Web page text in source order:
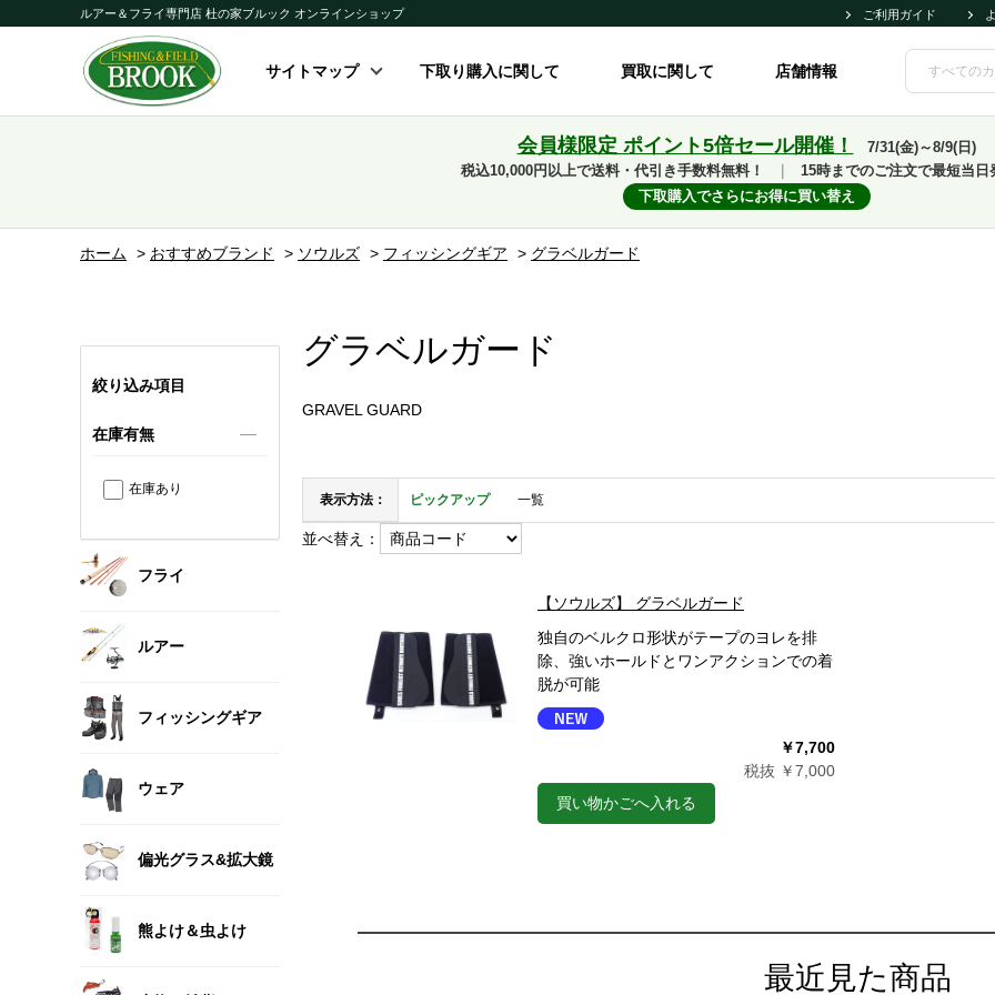
ルアー＆フライ専門店 杜の家ブルック オンラインショップ ご利用ガイド
サイトマップ 下取り購入に関して 買取に関して 店舗情報
会員様限定 ポイント5倍セール開催！
7/31(金)～8/9(日)
税込10,000円以上で送料・代引き手数料無料！
15時までのご注文で最短当日
下取購入でさらにお得に買い替え
ホーム > おすすめブランド > ソウルズ > フィッシングギア > グラベルガード
絞り込み項目
在庫有無
在庫あり
フライ
ルアー
フィッシングギア
ウェア
偏光グラス&拡大鏡
熊よけ＆虫よけ
グラベルガード
GRAVEL GUARD
表示方法： ピックアップ 一覧
並べ替え：
【ソウルズ】 グラベルガード
独自のベルクロ形状がテープのヨレを排
除、強いホールドとワンアクションでの着
脱が可能
￥7,700
税抜 ￥7,000
買い物かごへ入れる
最近見た商品